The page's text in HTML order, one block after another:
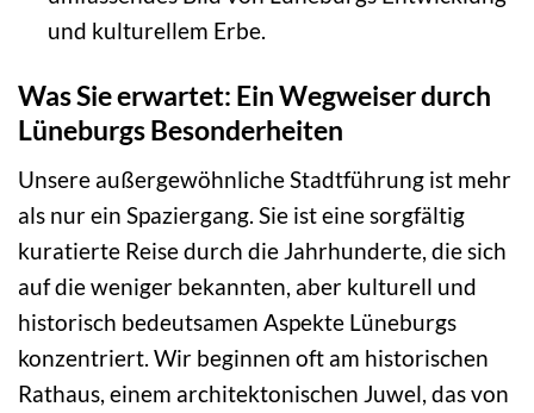
und kulturellem Erbe.
Was Sie erwartet: Ein Wegweiser durch
Lüneburgs Besonderheiten
Unsere außergewöhnliche Stadtführung ist mehr
als nur ein Spaziergang. Sie ist eine sorgfältig
kuratierte Reise durch die Jahrhunderte, die sich
auf die weniger bekannten, aber kulturell und
historisch bedeutsamen Aspekte Lüneburgs
konzentriert. Wir beginnen oft am historischen
Rathaus, einem architektonischen Juwel, das von